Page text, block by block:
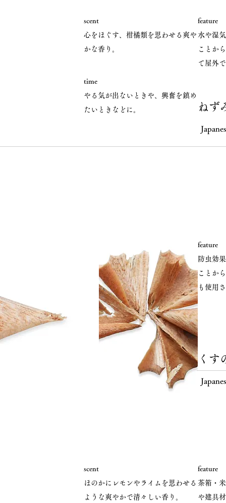
scent
心をほぐす、柑橘類を思わせる爽や
かな香り。
time
やる気が出ないときや、興奮を鎮め
たいときなどに。
feature
水や湿
ことか
て屋外
ねず
feature
防虫効
ことか
も使用
くす
scent
ほのかにレモンやライムを思わせる
ような爽やかで清々しい香り。
feature
茶箱・
や建具